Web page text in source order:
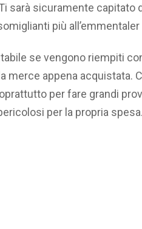
sarà sicuramente capitato
più
se vengono riempiti
merce appena acquistata.
per fare grandi
per la propria spesa.